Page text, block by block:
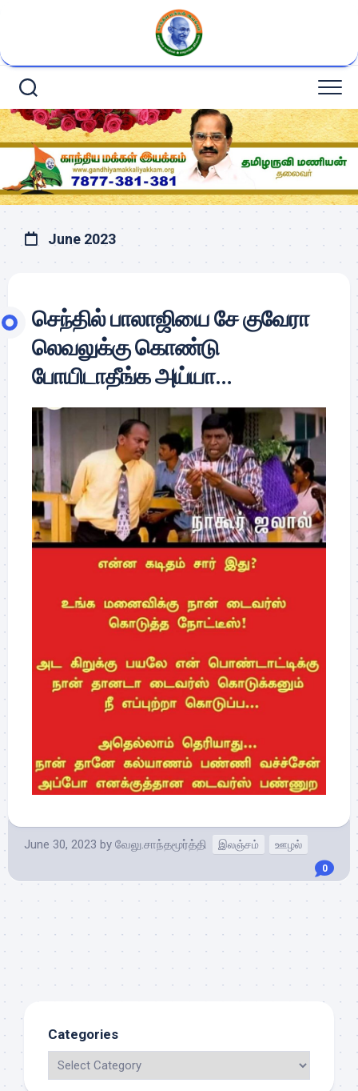
June 2023
செந்தில் பாலாஜியை சே குவேரா
லெவலுக்கு கொண்டு
போயிடாதீங்க அய்யா…
June 30, 2023 by வேலு.சாந்தமூர்த்தி இலஞ்சம் ஊழல்
0
Categories